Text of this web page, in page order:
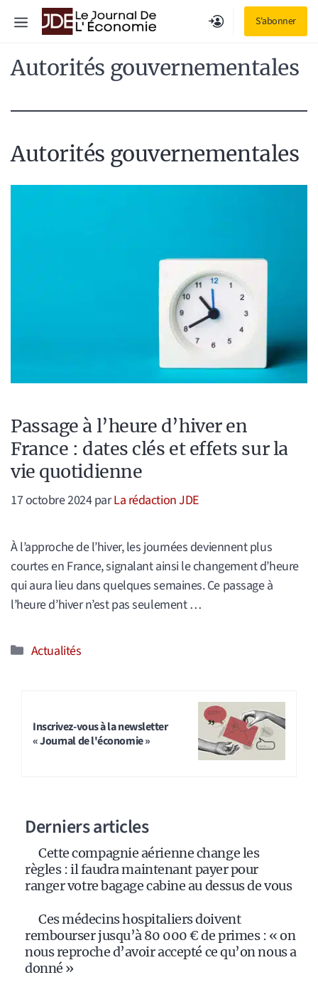
S'abonner
Menu
Autorités gouvernementales
Autorités gouvernementales
Passage à l’heure d’hiver en
France : dates clés et effets sur la
vie quotidienne
17 octobre 2024parLa rédaction JDE
À l’approche de l’hiver, les journées deviennent plus
courtes en France, signalant ainsi le changement d’heure
qui aura lieu dans quelques semaines. Ce passage à
l’heure d’hiver n’est pas seulement …
Catégories
Actualités
Inscrivez-vous à la newsletter
« Journal de l'économie »
Derniers articles
Cette compagnie aérienne change les
règles : il faudra maintenant payer pour
ranger votre bagage cabine au dessus de vous
Ces médecins hospitaliers doivent
rembourser jusqu’à 80 000 € de primes : « on
nous reproche d’avoir accepté ce qu’on nous a
donné »